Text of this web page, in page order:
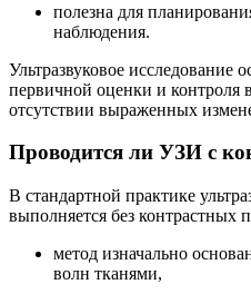
полезна для
наблюдения.
Ультразвуковое исследование
первичной оценки и контроля
отсутствии выраженных
Проводится ли УЗИ с
В стандартной практике
выполняется без контрастных
метод изначально
волн тканями,